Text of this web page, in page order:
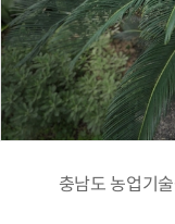
충남도 농업기